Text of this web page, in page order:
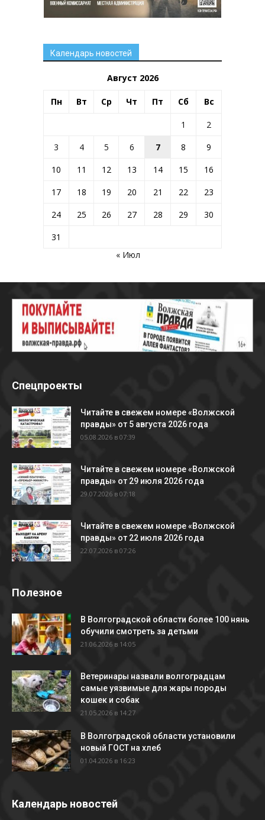
Календарь новостей
Август 2026
Пн Вт Ср Чт Пт Сб Вс
1
2
3
4 5 6 7 8
9
10
11 12 13 14 15
16
17
18 19 20 21 22
23
24
25 26 27 28 29
30
31
« Июл
Спецпроекты
Читайте в свежем номере «Волжской
правды» от 5 августа 2026 года
05.08.2026 в 07:39
Читайте в свежем номере «Волжской
правды» от 29 июля 2026 года
29.07.2026 в 07:18
Читайте в свежем номере «Волжской
правды» от 22 июля 2026 года
22.07.2026 в 07:26
Полезное
В Волгоградской области более 100 нянь
обучили смотреть за детьми
21.06.2026 в 14:05
Ветеринары назвали волгоградцам
самые уязвимые для жары породы
кошек и собак
21.05.2026 в 14:27
В Волгоградской области установили
новый ГОСТ на хлеб
01.04.2026 в 16:23
Календарь новостей